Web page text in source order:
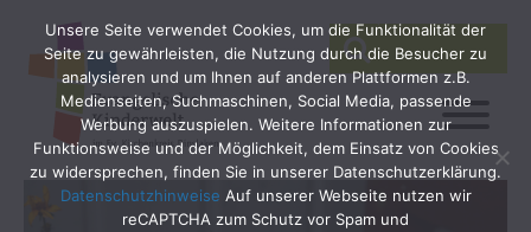
Search
for:
SEARCH
Unsere Seite verwendet Cookies, um die Funktionalität der
Seite zu gewährleisten, die Nutzung durch die Besucher zu
analysieren und um Ihnen auf anderen Plattformen z.B.
Medienseiten, Suchmaschinen, Social Media, passende
Werbung auszuspielen. Weitere Informationen zur
Funktionsweise und der Möglichkeit, dem Einsatz von Cookies
zu widersprechen, finden Sie in unserer Datenschutzerklärung.
Datenschutzhinweise Auf unserer Webseite nutzen wir
reCAPTCHA zum Schutz vor Spam und